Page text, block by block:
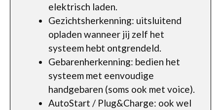
elektrisch laden.
Gezichtsherkenning: uitsluitend
opladen wanneer jij zelf het
systeem hebt ontgrendeld.
Gebarenherkenning: bedien het
systeem met eenvoudige
handgebaren (soms ook met voice).
AutoStart / Plug&Charge: ook wel